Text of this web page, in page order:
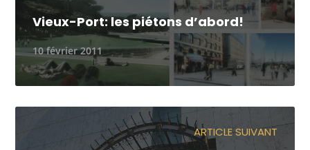
Vieux-Port: les piétons d’abord!
10 février 2011
ARTICLE SUIVANT